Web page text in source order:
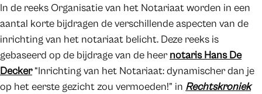
In de reeks Organisatie van het Notariaat worden in een
aantal korte bijdragen de verschillende aspecten van de
inrichting van het notariaat belicht. Deze reeks is
gebaseerd op de bijdrage van de heer notaris Hans De
Decker“Inrichting van het Notariaat: dynamischer dan je
op het eerste gezicht zou vermoeden!” in Rechtskroniek